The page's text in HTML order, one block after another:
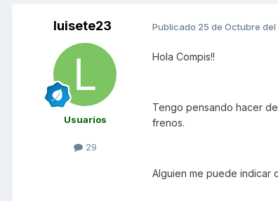
luisete23
Usuarios
29
Publicado 25 de Octubre del
Hola Compis!!
Tengo pensando hacer
frenos.
Alguien me puede indicar